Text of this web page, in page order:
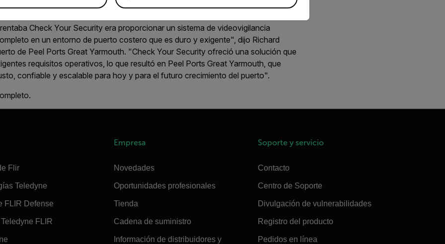
Check Your Security era proporcionar un sistema de videovigilancia
en un entorno de puerto costero que es duro y exigente", dijo Richard
de Peel Ports Great Yarmouth. "Check Your Security ofreció una solución que
requisitos operativos, lo que resultó en Peel Ports Great Yarmouth, que
confiable y escalable para hoy y para el futuro crecimiento del puerto".
Flir
Teledyne
FLIR Defense
FLIR
Empresa
Novedades
Oportunidades profesionales
Tienda
Cadena de suministro
Información de distribuidores y
Soporte y servicio
Contacto
Centro de Soporte
Divulgación de vulnerabilidades
Registro del producto
Pedidos en línea